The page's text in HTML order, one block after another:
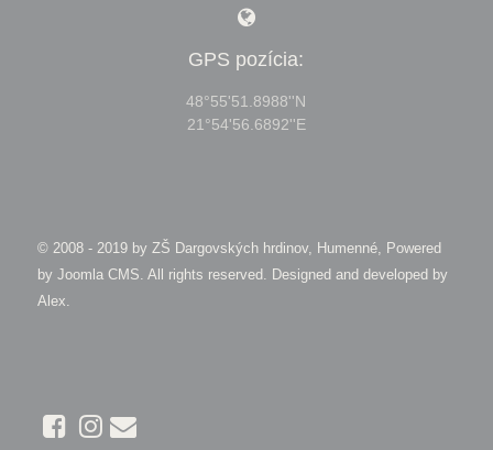
GPS pozícia:
48°55'51.8988''N
21°54'56.6892''E
© 2008 - 2019 by ZŠ Dargovských hrdinov, Humenné, Powered
by Joomla CMS . All rights reserved. Designed and developed by
Alex